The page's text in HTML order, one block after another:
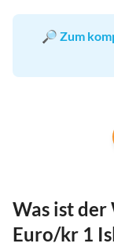
🔎 Zum
Was ist der
Euro/kr 1